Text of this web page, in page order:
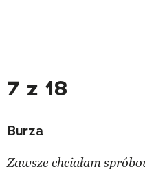
7 z 18
Burza
Zawsze chciałam